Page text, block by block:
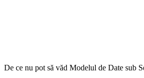
De ce nu pot să văd Modelul de Date sub